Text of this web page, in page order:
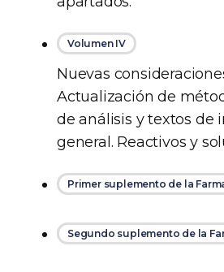
Volumen IV
Nuevas
Actualización de
de análisis y textos de
general. Reactivos y
Primer suplemento de la
Segundo suplemento de la